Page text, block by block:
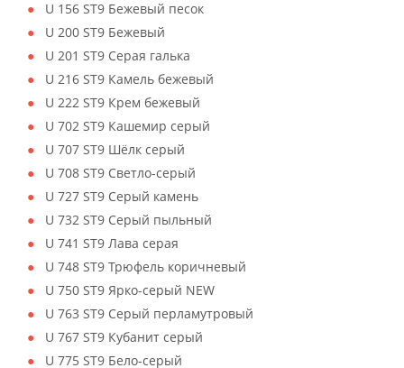
U 156 ST9 Бежевый песок
U 200 ST9 Бежевый
U 201 ST9 Серая галька
U 216 ST9 Камель бежевый
U 222 ST9 Крем бежевый
U 702 ST9 Кашемир серый
U 707 ST9 Шёлк серый
U 708 ST9 Светло-серый
U 727 ST9 Серый камень
U 732 ST9 Серый пыльный
U 741 ST9 Лава серая
U 748 ST9 Трюфель коричневый
U 750 ST9 Ярко-серый NEW
U 763 ST9 Серый перламутровый
U 767 ST9 Кубанит серый
U 775 ST9 Бело-серый